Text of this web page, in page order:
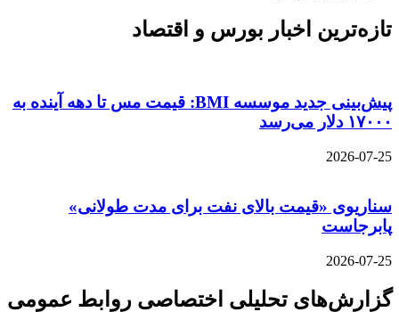
تازه‌ترین اخبار بورس و اقتصاد
پیش‌بینی جدید موسسه BMI: قیمت مس تا دهه آینده به
۱۷۰۰۰ دلار می‌رسد
2026-07-25
سناریوی «قیمت بالای نفت برای مدت طولانی»
پابرجاست
2026-07-25
گزارش‌های تحلیلی اختصاصی روابط عمومی